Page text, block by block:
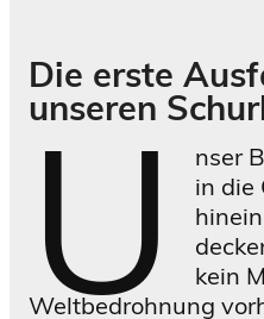
Die erste
unseren
U
nser
in die
kein
Weltbedrohnung